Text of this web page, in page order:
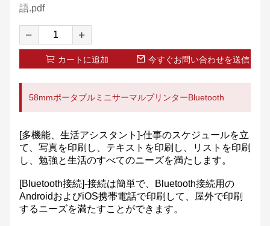
語.pdf
カートに追加 今すぐお問い合わせを送信
58mmポータブルミニサーマルプリンターBluetooth
[多機能、生活アシスタント]-仕事のスケジュールを立
て、写真を印刷し、テキストを印刷し、リストを印刷
し、勉強と生活のすべてのニーズを満たします。
[Bluetooth接続]-接続は簡単で、Bluetooth接続用の
AndroidおよびiOS携帯電話で印刷して、屋外で印刷
するニーズを満たすことができます。